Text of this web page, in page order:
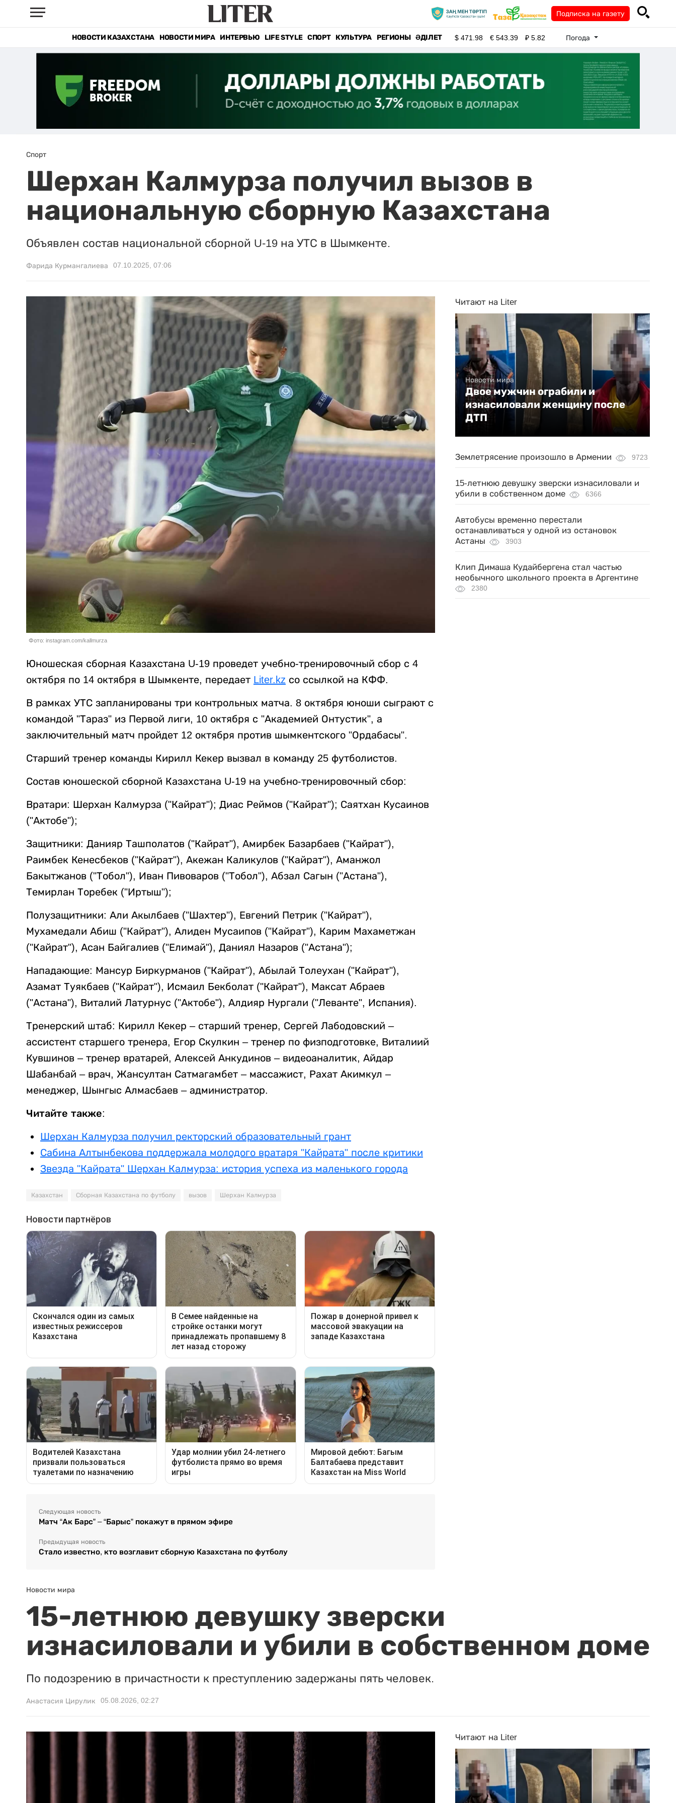
Подписка на газету
НОВОСТИ КАЗАХСТАНА НОВОСТИ МИРА ИНТЕРВЬЮ LIFE STYLE СПОРТ КУЛЬТУРА РЕГИОНЫ ӘДІЛЕТ $471.98 €543.39 ₽5.82 Погода
Спорт
Шерхан Калмурза получил вызов в
национальную сборную Казахстана
Объявлен состав национальной сборной U-19 на УТС в Шымкенте.
Фарида Курмангалиева 07.10.2025, 07:06
Фото: instagram.com/kallmurza
Юношеская сборная Казахстана U-19 проведет учебно-тренировочный сбор с 4
октября по 14 октября в Шымкенте, передает Liter.kz со ссылкой на КФФ.
В рамках УТС запланированы три контрольных матча. 8 октября юноши сыграют с
командой "Тараз" из Первой лиги, 10 октября с "Академией Онтустик", а
заключительный матч пройдет 12 октября против шымкентского "Ордабасы".
Старший тренер команды Кирилл Кекер вызвал в команду 25 футболистов.
Состав юношеской сборной Казахстана U-19 на учебно-тренировочный сбор:
Вратари: Шерхан Калмурза ("Кайрат"); Диас Реймов ("Кайрат"); Саятхан Кусаинов
("Актобе");
Защитники: Данияр Ташполатов ("Кайрат"), Амирбек Базарбаев ("Кайрат"),
Раимбек Кенесбеков ("Кайрат"), Акежан Каликулов ("Кайрат"), Аманжол
Бакытжанов ("Тобол"), Иван Пивоваров ("Тобол"), Абзал Сагын ("Астана"),
Темирлан Торебек ("Иртыш");
Полузащитники: Али Акылбаев ("Шахтер"), Евгений Петрик ("Кайрат"),
Мухамедали Абиш ("Кайрат"), Алиден Мусаипов ("Кайрат"), Карим Махаметжан
("Кайрат"), Асан Байгалиев ("Елимай"), Даниял Назаров ("Астана");
Нападающие: Мансур Биркурманов ("Кайрат"), Абылай Толеухан ("Кайрат"),
Азамат Туякбаев ("Кайрат"), Исмаил Бекболат ("Кайрат"), Максат Абраев
("Астана"), Виталий Латурнус ("Актобе"), Алдияр Нургали ("Леванте", Испания).
Тренерский штаб: Кирилл Кекер – старший тренер, Сергей Лабодовский –
ассистент старшего тренера, Егор Скулкин – тренер по физподготовке, Виталиий
Кувшинов – тренер вратарей, Алексей Анкудинов – видеоаналитик, Айдар
Шабанбай – врач, Жансултан Сатмагамбет – массажист, Рахат Акимкул –
менеджер, Шынгыс Алмасбаев – администратор.
Читайте также:
Шерхан Калмурза получил ректорский образовательный грант
Сабина Алтынбекова поддержала молодого вратаря "Кайрата" после критики
Звезда "Кайрата" Шерхан Калмурза: история успеха из маленького города
Казахстан Сборная Казахстана по футболу вызов Шерхан Калмурза
Следующая новость
Матч “Ак Барс” – “Барыс” покажут в прямом эфире
Предыдущая новость
Стало известно, кто возглавит сборную Казахстана по футболу
Читают на Liter
Новости мира
Двое мужчин ограбили и
изнасиловали женщину после
ДТП
Землетрясение произошло в Армении 9723
15-летнюю девушку зверски изнасиловали и
убили в собственном доме
6366
Автобусы временно перестали
останавливаться у одной из остановок
Астаны
3903
Клип Димаша Кудайбергена стал частью
необычного школьного проекта в Аргентине
2380
Новости мира
15-летнюю девушку зверски
изнасиловали и убили в собственном доме
По подозрению в причастности к преступлению задержаны пять человек.
Анастасия Цирулик 05.08.2026, 02:27
Читают на Liter